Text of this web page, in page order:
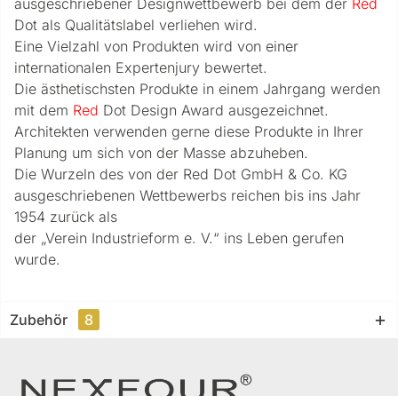
Dot als Qualitätslabel verliehen wird.
Eine Vielzahl von Produkten wird von einer
internationalen Expertenjury bewertet.
Die ästhetischsten Produkte in einem Jahrgang werden
mit dem Red Dot Design Award ausgezeichnet.
Architekten verwenden gerne diese Produkte in Ihrer
Planung um sich von der Masse abzuheben.
Die Wurzeln des von der Red Dot GmbH & Co. KG
ausgeschriebenen Wettbewerbs reichen bis ins Jahr
1954 zurück als
der „Verein Industrieform e. V.“ ins Leben gerufen
wurde.
Zubehör 8